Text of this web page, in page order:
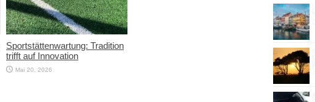
Sportstättenwartung: Tradition
trifft auf Innovation
Mai 20, 2026